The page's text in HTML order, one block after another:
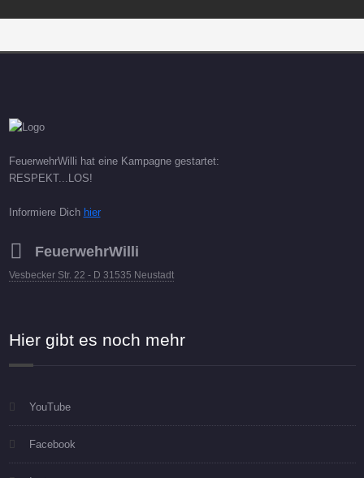
FeuerwehrWilli hat eine Kampagne gestartet:
RESPEKT...LOS!
Informiere Dich hier
FeuerwehrWilli
Vesbecker Str. 22 - D 31535 Neustadt
Hier gibt es noch mehr
YouTube
Facebook